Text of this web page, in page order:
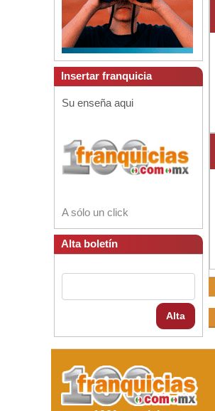
Insertar franquicia
Su enseña aqui
A sólo un click
Alta boletín
Alta